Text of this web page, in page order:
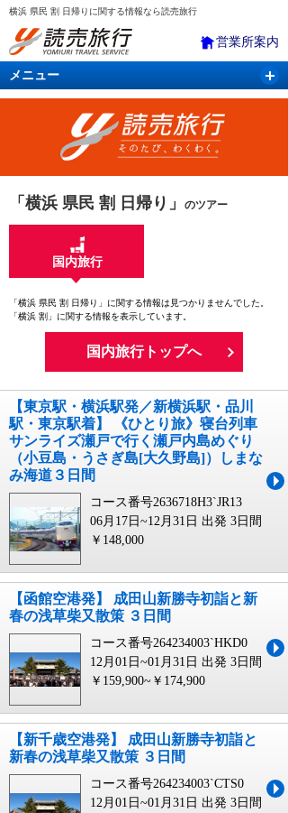
横浜 県民 割 日帰りに関する情報なら読売旅行
営業所案内
メニュー
国内旅行 バスツアー 海外旅行
「横浜 県民 割 日帰り」 のツアー
国内旅行
「横浜 県民 割 日帰り」に関する情報は見つかりませんでした。
「横浜 割」に関する情報を表示しています。
国内旅行トップへ
【東京駅・横浜駅発／新横浜駅・品川
駅・東京駅着】 《ひとり旅》寝台列車
サンライズ瀬戸で行く瀬戸内島めぐり
（小豆島・うさぎ島[大久野島]）しまな
み海道３日間
コース番号2636718H3`JR13
06月17日~12月31日 出発 3日間
￥148,000
【函館空港発】 成田山新勝寺初詣と新
春の浅草柴又散策 ３日間
コース番号264234003`HKD0
12月01日~01月31日 出発 3日間
￥159,900~￥174,900
【新千歳空港発】 成田山新勝寺初詣と
新春の浅草柴又散策 ３日間
コース番号264234003`CTS0
12月01日~01月31日 出発 3日間